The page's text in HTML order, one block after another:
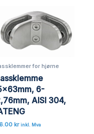
for hjørne
6-
AISI 304,
kr inkl. Mva